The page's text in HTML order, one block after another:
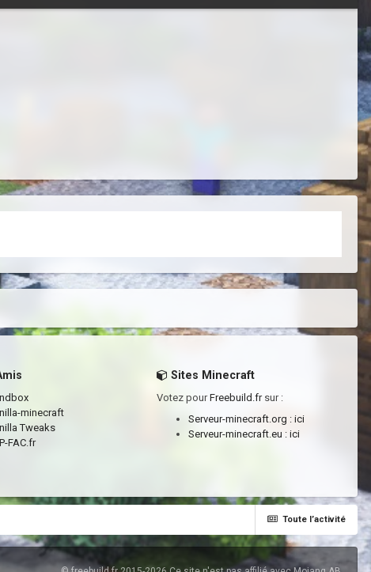
minecraft
Tweaks
FAC.fr
Sites Minecraft
Votez pourFreebuild.frsur :
Serveur-minecraft.org : ici
Serveur-minecraft.eu : ici
Toute l’activité